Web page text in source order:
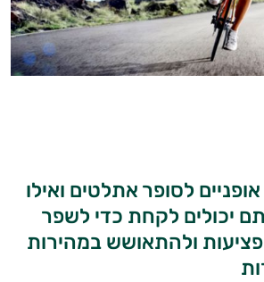
לסופר אתלטים ואילו
יכולים לקחת כדי לשפר
פציעות ולהתאושש במהירות